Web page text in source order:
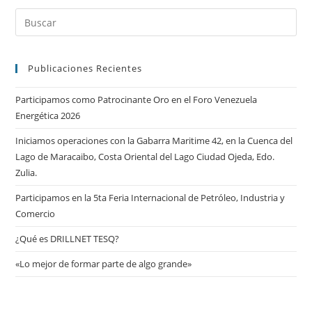
Publicaciones Recientes
Participamos como Patrocinante Oro en el Foro Venezuela
Energética 2026
Iniciamos operaciones con la Gabarra Maritime 42, en la Cuenca del
Lago de Maracaibo, Costa Oriental del Lago Ciudad Ojeda, Edo.
Zulia.
Participamos en la 5ta Feria Internacional de Petróleo, Industria y
Comercio
¿Qué es DRILLNET TESQ?
«Lo mejor de formar parte de algo grande»